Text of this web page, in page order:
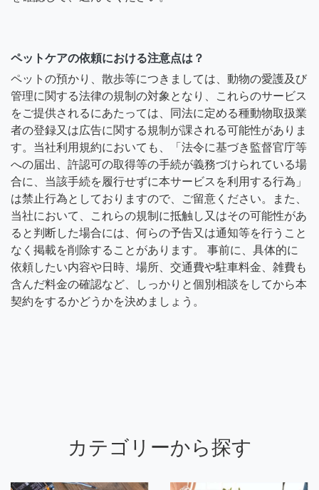
ペットケアの依頼における注意点は？
ペットの預かり、散歩等につきましては、動物の愛護及び
管理に関する法律の規制の対象となり、これらのサービス
をご提供されるにあたっては、同法に定める種動物取扱業
者の登録又は広告に関する規制が課される可能性がありま
す。当社利用規約においても、「法令に基づき監督官庁等
への届出、許認可の取得等の手続が義務づけられている場
合に、当該手続を履行せずに本サービスを利用する行為」
は禁止行為としておりますので、ご留意ください。また、
当社において、これらの規制に抵触し又はその可能性があ
ると判断した場合には、何らの予告又は通知等を行うこと
なく掲載を削除することがあります。 事前に、具体的に
依頼したい内容や日時、場所、交通費や駐車料金、雑費も
含んだ料金の確認など、しっかりと個別相談をしてから本
契約をするかどうかを決めましょう。
カテゴリーから探す